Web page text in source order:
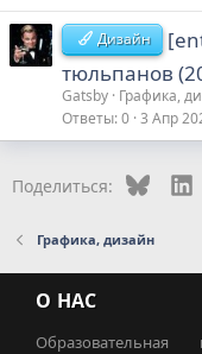
Дизайн
тюльпанов
Gatsby Графика,
Ответы 0 3 Апр
Поделиться: Bluesky
Графика, дизайн
О НАС